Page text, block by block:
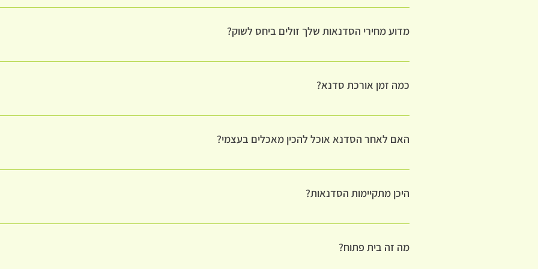
יש סדנאות המיועדות לילדים מגילאי 8-14. יש גם חוג בישול לגילאים אילו. יש סדנאות המיועדות למבוגרים אך גם נערים ונערות יכולים להשתתף בהן.
מדוע מחירי הסדנאות שלך זולים ביחס לשוק?
בריה בריאה שמה לנגד עיניה את הרצון לגעת ולהעביר מהידע שלה לכמה שיותר אנשים. וכשהמחיר בהתאם בדרך כלל יגיעו
כמה זמן אורכת סדנא?
רוב הסדנאות מתקיימות למשך שעתיים.
האם לאחר הסדנא אוכל להכין מאכלים בעצמי?
זאת המטרה של הסדנה. הסדנא היא פרקטית ומלמדת בצורה פשוטה כך שניתן יהיה להכין עצמאית בבית. בסדנה תקבלו
היכן מתקיימות הסדנאות?
בדרך כלל, הסדנאות מתקיימות אצלי בבית. ניתן גם לקיימן בבית הלקוח בהזמנה אישית לדוגמא בימי הולדת או אירועים
מה זה בית פתוח?